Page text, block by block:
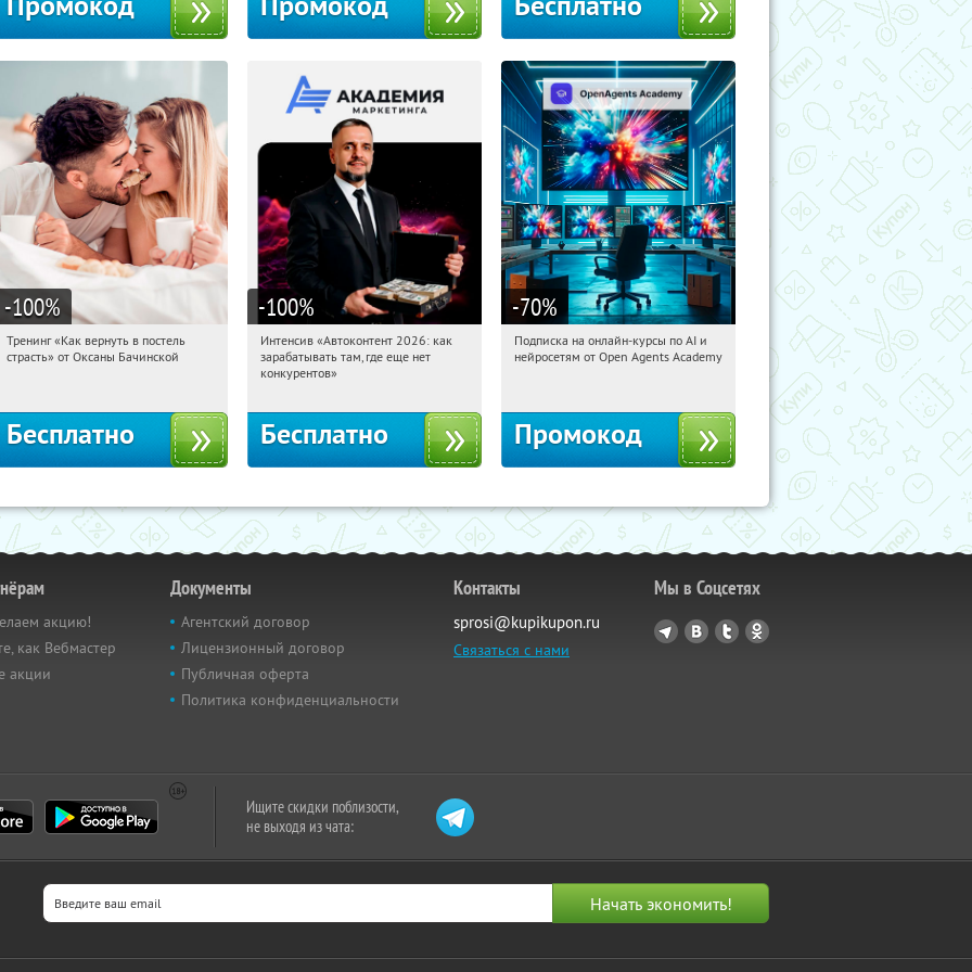
-100%
20:22:46 Получили:
Тренинг «Как вернуть в постель
страсть» от Оксаны Бачинской
Бесплатно
-100%
20:22:46 Получили:
Россия
Интенсив «Автоконтент 2026: как
зарабатывать там, где еще нет
конкурентов»
Бесплатно
-70%
20:22:46 Получили:
Подписка на онлайн-курсы по AI и
нейросетям от Open Agents Academy
Промокод
акцию!
как Вебмастер
акции
Документы
Агентский договор
Лицензионный договор
Публичная оферта
Политика конфиденциальности
Контакты
sprosi@kupikupon.ru
Связаться с нами
Мы в Соцсетях
Ищите скидки поблизости,
не выходя из чата: